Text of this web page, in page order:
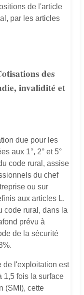
de l'article
par les articles
des
invalidité et
due pour les
aux 1°, 2° et 5°
code rural, assise
du chef
ou sur
aux articles L.
code rural, dans la
prévu à
de la sécurité
de l'exploitation est
1,5 fois la surface
(SMI), cette